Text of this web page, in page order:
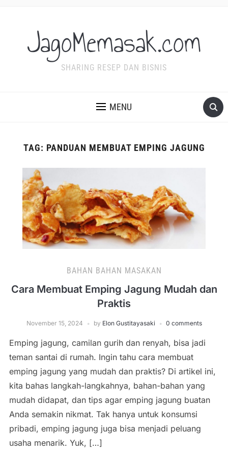
JagoMemasak.com
SHARING RESEP DAN BISNIS
MENU
TAG: PANDUAN MEMBUAT EMPING JAGUNG
BAHAN BAHAN MASAKAN
Cara Membuat Emping Jagung Mudah dan
Praktis
November 15, 2024 by Elon Gustitayasaki 0 comments
Emping jagung, camilan gurih dan renyah, bisa jadi
teman santai di rumah. Ingin tahu cara membuat
emping jagung yang mudah dan praktis? Di artikel ini,
kita bahas langkah-langkahnya, bahan-bahan yang
mudah didapat, dan tips agar emping jagung buatan
Anda semakin nikmat. Tak hanya untuk konsumsi
pribadi, emping jagung juga bisa menjadi peluang
usaha menarik. Yuk, […]